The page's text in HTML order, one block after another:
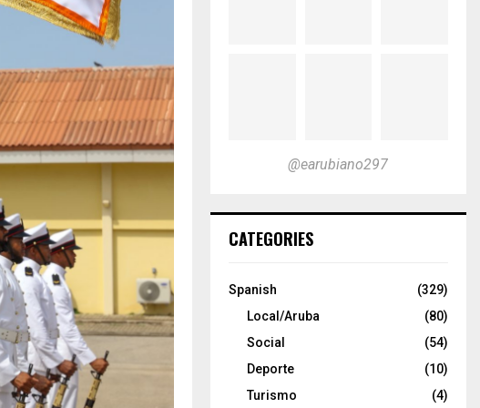
@earubiano297
CATEGORIES
Spanish
(329)
Local/Aruba
(80)
Social
(54)
Deporte
(10)
Turismo
(4)